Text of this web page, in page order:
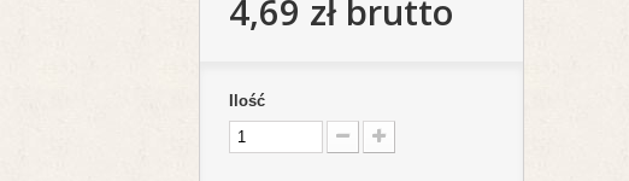
4,69 złbrutto
Ilość